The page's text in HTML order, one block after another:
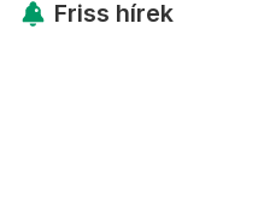
Friss hírek